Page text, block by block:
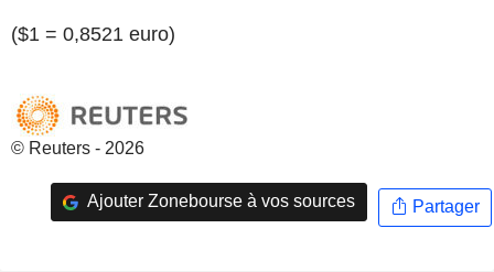
($1 = 0,8521 euro)
© Reuters - 2026
Ajouter Zonebourse à vos sources Partager